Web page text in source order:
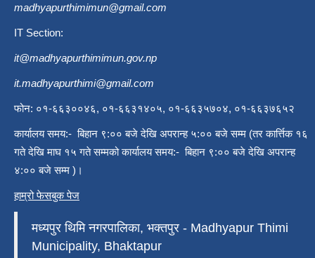
madhyapurthimimun@gmail.com
IT Section:
it@madhyapurthimimun.gov.np
it.madhyapurthimi@gmail.com
फोन: ०१-६६३००४६, ०१-६६३१४०५, ०१-६६३५७०४, ०१-६६३७६५२
कार्यालय समय:- बिहान ९:०० बजे देखि अपरान्ह ५:०० बजे सम्म (तर कार्त्तिक १६
गते देखि माघ १५ गते सम्मको कार्यालय समय:- बिहान ९:०० बजे देखि अपरान्ह
४:०० बजे सम्म )।
हाम्रो फेसबुक पेज
मध्यपुर थिमि नगरपालिका, भक्तपुर - Madhyapur Thimi
Municipality, Bhaktapur